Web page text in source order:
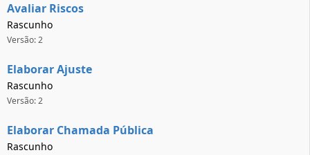
Avaliar Riscos
Rascunho
Versão: 2
Elaborar Ajuste
Rascunho
Versão: 2
Elaborar Chamada Pública
Rascunho